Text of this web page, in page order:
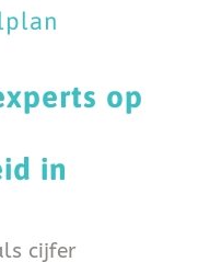
op
in
cijfer